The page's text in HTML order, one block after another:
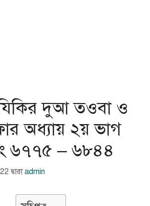
দুআ তওবা ও
অধ্যায় ২য় ভাগ
৬৭৭৫ – ৬৮৪৪
দ্বারাadmin